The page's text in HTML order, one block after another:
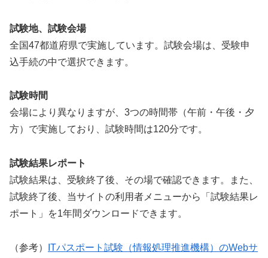
試験地、試験会場
全国47都道府県で実施しています。試験会場は、受験申
込手続の中で選択できます。
試験時間
会場により異なりますが、3つの時間帯（午前・午後・夕
方）で実施しており、試験時間は120分です。
試験結果レポート
試験結果は、受験終了後、その場で確認できます。また、
試験終了後、当サイトの利用者メニューから「試験結果レ
ポート」を1年間ダウンロードできます。
（参考）
ITパスポート試験（情報処理推進機構）のWebサ